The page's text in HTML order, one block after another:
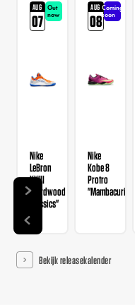
AUG
07
Out
now
Nike
LeBron
XXIII
"Hardwood
Classics"
AUG
08
Coming
soon
Nike
Kobe 8
Protro
"Mambacurial"
Bekijk releasekalender